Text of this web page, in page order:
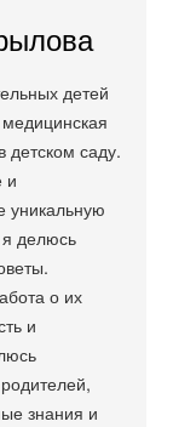
детей
саду.
и
уникальную
я делюсь
о их
и
знания и